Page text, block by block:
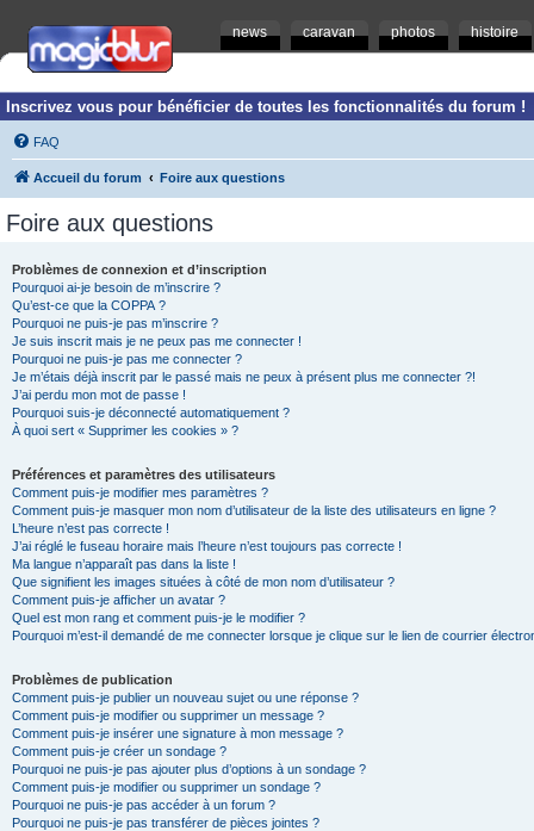
news caravan photos histoire
Inscrivez vous pour bénéficier de toutes les fonctionnalités du forum !
FAQ
Accueil du forum Foire aux questions
Foire aux questions
Problèmes de connexion et d’inscription
Pourquoi ai-je besoin de m’inscrire ?
Qu’est-ce que la COPPA ?
Pourquoi ne puis-je pas m’inscrire ?
Je suis inscrit mais je ne peux pas me connecter !
Pourquoi ne puis-je pas me connecter ?
Je m’étais déjà inscrit par le passé mais ne peux à présent plus me connecter ?!
J’ai perdu mon mot de passe !
Pourquoi suis-je déconnecté automatiquement ?
À quoi sert « Supprimer les cookies » ?
Préférences et paramètres des utilisateurs
Comment puis-je modifier mes paramètres ?
Comment puis-je masquer mon nom d’utilisateur de la liste des utilisateurs en ligne ?
L’heure n’est pas correcte !
J’ai réglé le fuseau horaire mais l’heure n’est toujours pas correcte !
Ma langue n’apparaît pas dans la liste !
Que signifient les images situées à côté de mon nom d’utilisateur ?
Comment puis-je afficher un avatar ?
Quel est mon rang et comment puis-je le modifier ?
Pourquoi m’est-il demandé de me connecter lorsque je clique sur le lien de courrier
Problèmes de publication
Comment puis-je publier un nouveau sujet ou une réponse ?
Comment puis-je modifier ou supprimer un message ?
Comment puis-je insérer une signature à mon message ?
Comment puis-je créer un sondage ?
Pourquoi ne puis-je pas ajouter plus d’options à un sondage ?
Comment puis-je modifier ou supprimer un sondage ?
Pourquoi ne puis-je pas accéder à un forum ?
Pourquoi ne puis-je pas transférer de pièces jointes ?